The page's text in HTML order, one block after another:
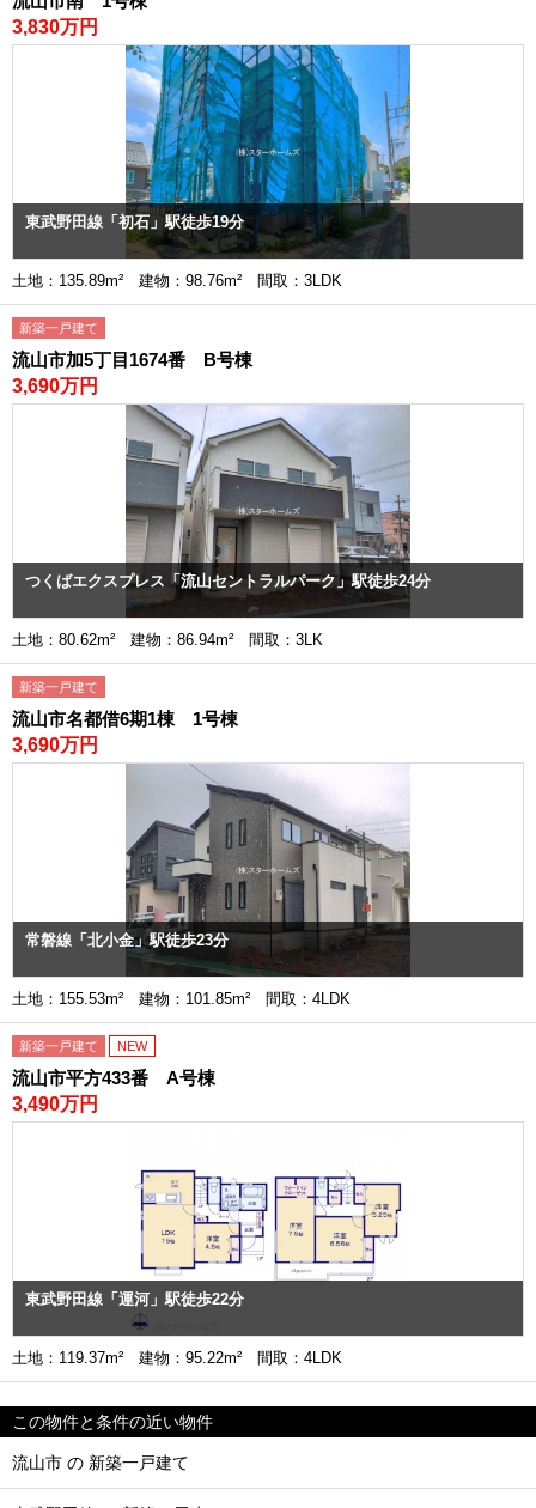
3,830万円
東武野田線「初石」駅徒歩19分
土地：135.89m² 建物：98.76m² 間取：3LDK
新築一戸建て
流山市加5丁目1674番 B号棟
3,690万円
つくばエクスプレス「流山セントラルパーク」駅徒歩24分
土地：80.62m² 建物：86.94m² 間取：3LK
新築一戸建て
流山市名都借6期1棟 1号棟
3,690万円
常磐線「北小金」駅徒歩23分
土地：155.53m² 建物：101.85m² 間取：4LDK
新築一戸建て NEW
流山市平方433番 A号棟
3,490万円
東武野田線「運河」駅徒歩22分
土地：119.37m² 建物：95.22m² 間取：4LDK
この物件と条件の近い物件
流山市 の 新築一戸建て